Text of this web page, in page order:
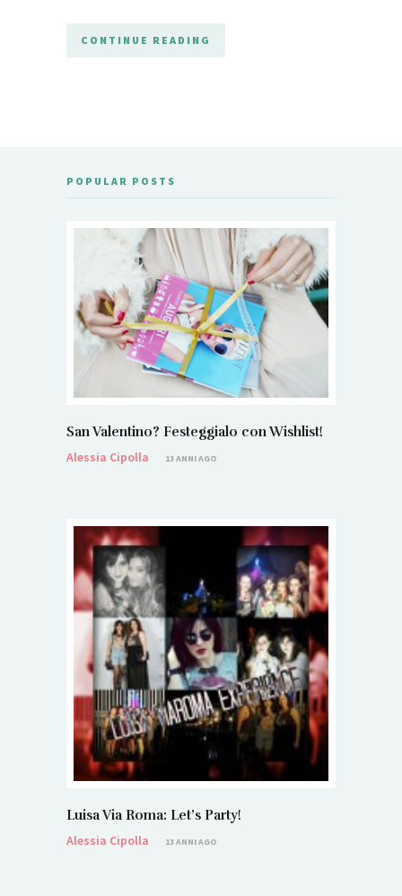
CONTINUE READING
POPULAR POSTS
San Valentino? Festeggialo con Wishlist!
Alessia Cipolla
13 ANNI AGO
Luisa Via Roma: Let’s Party!
Alessia Cipolla
13 ANNI AGO